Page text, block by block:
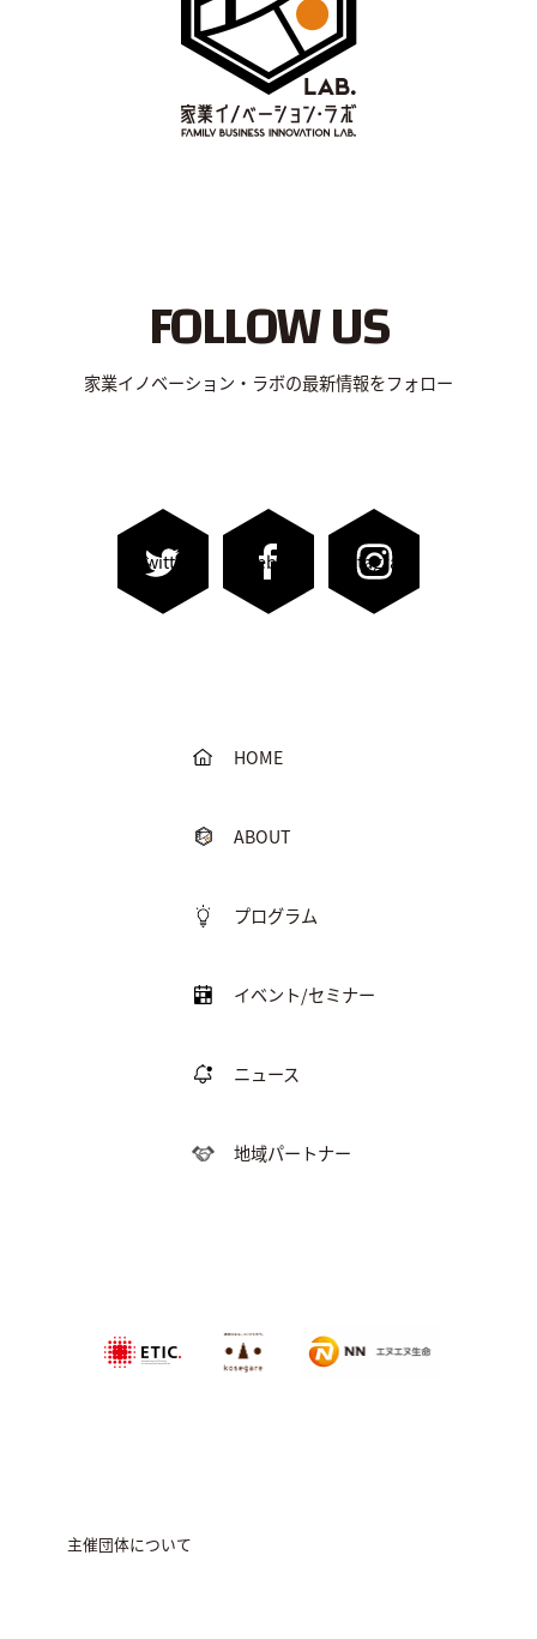
FOLLOW US
家業イノベーション・ラボの最新情報をフォロー
Twitter Facebook Instagram
HOME
ABOUT
プログラム
イベント/セミナー
ニュース
地域パートナー
特定非営利活動法
人エティック
NPO法人農家
のこせがれネ
ットワーク
エヌエヌ生命保険株式会社
主催団体について